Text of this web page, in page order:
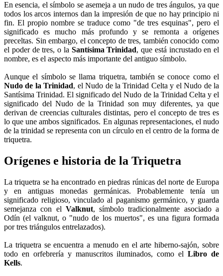
En esencia, el símbolo se asemeja a un nudo de tres ángulos, ya que
todos los arcos internos dan la impresión de que no hay principio ni
fin. El propio nombre se traduce como "de tres esquinas", pero el
significado es mucho más profundo y se remonta a orígenes
preceltas. Sin embargo, el concepto de tres, también conocido como
el poder de tres, o la Santísima Trinidad, que está incrustado en el
nombre, es el aspecto más importante del antiguo símbolo.
Aunque el símbolo se llama triquetra, también se conoce como el
Nudo de la Trinidad, el Nudo de la Trinidad Celta y el Nudo de la
Santísima Trinidad. El significado del Nudo de la Trinidad Celta y el
significado del Nudo de la Trinidad son muy diferentes, ya que
derivan de creencias culturales distintas, pero el concepto de tres es
lo que une ambos significados. En algunas representaciones, el nudo
de la trinidad se representa con un círculo en el centro de la forma de
triquetra.
Orígenes e historia de la Triquetra
La triquetra se ha encontrado en piedras rúnicas del norte de Europa
y en antiguas monedas germánicas. Probablemente tenía un
significado religioso, vinculado al paganismo germánico, y guarda
semejanza con el Valknut, símbolo tradicionalmente asociado a
Odín (el valknut, o "nudo de los muertos", es una figura formada
por tres triángulos entrelazados).
La triquetra se encuentra a menudo en el arte hiberno-sajón, sobre
todo en orfebrería y manuscritos iluminados, como elLibro de
Kells.